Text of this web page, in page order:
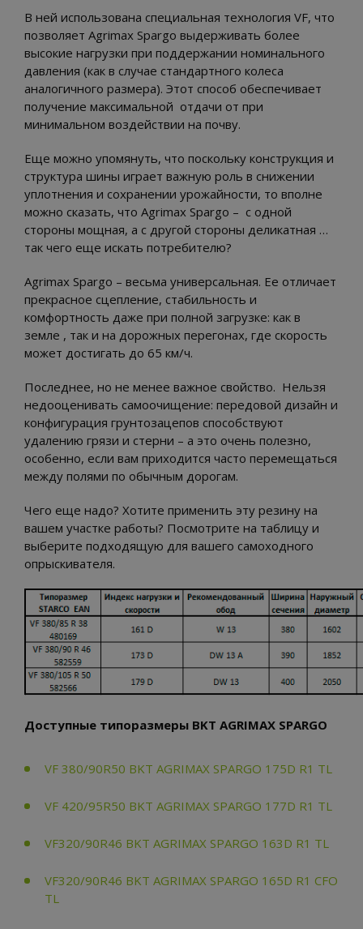
В ней использована специальная технология VF, что
позволяет Agrimax Spargo выдерживать более
высокие нагрузки при поддержании номинального
давления (как в случае стандартного колеса
аналогичного размера). Этот способ обеспечивает
получение максимальной отдачи от при
минимальном воздействии на почву.
Еще можно упомянуть, что поскольку конструкция и
структура шины играет важную роль в снижении
уплотнения и сохранении урожайности, то вполне
можно сказать, что Agrimax Spargo – с одной
стороны мощная, а с другой стороны деликатная …
так чего еще искать потребителю?
Agrimax Spargo – весьма универсальная. Ее отличает
прекрасное сцепление, стабильность и
комфортность даже при полной загрузке: как в
земле , так и на дорожных перегонах, где скорость
может достигать до 65 км/ч.
Последнее, но не менее важное свойство. Нельзя
недооценивать самоочищение: передовой дизайн и
конфигурация грунтозацепов способствуют
удалению грязи и стерни – а это очень полезно,
особенно, если вам приходится часто перемещаться
между полями по обычным дорогам.
Чего еще надо? Хотите применить эту резину на
вашем участке работы? Посмотрите на таблицу и
выберите подходящую для вашего самоходного
опрыскивателя.
Доступные типоразмеры BKT AGRIMAX SPARGO
VF 380/90R50 BKT AGRIMAX SPARGO 175D R1 TL
VF 420/95R50 BKT AGRIMAX SPARGO 177D R1 TL
VF320/90R46 BKT AGRIMAX SPARGO 163D R1 TL
VF320/90R46 BKT AGRIMAX SPARGO 165D R1 CFO
TL